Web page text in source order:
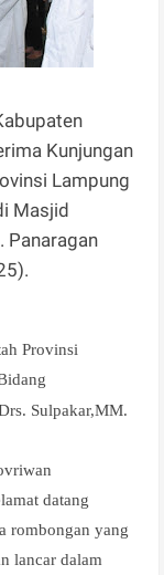
Kunjungan
Lampung
Masjid
Panaragan
Provinsi
Sulpakar,MM.
datang
rombongan yang
lancar dalam